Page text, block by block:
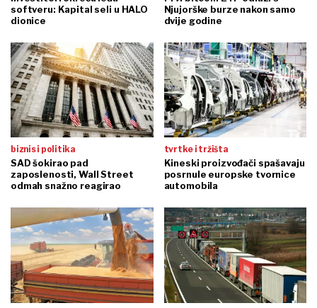
softveru: Kapital seli u HALO
dionice
Njujorške burze nakon samo
dvije godine
biznis i politika
SAD šokirao pad
zaposlenosti, Wall Street
odmah snažno reagirao
tvrtke i tržišta
Kineski proizvođači spašavaju
posrnule europske tvornice
automobila